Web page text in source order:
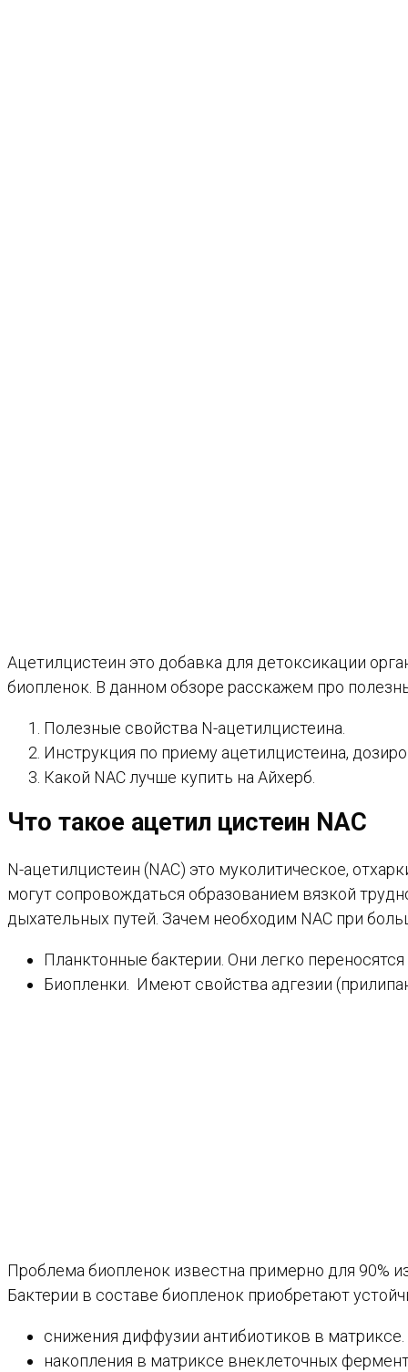
Ацетилцистеин это добавка для детоксикации
биопленок. В данном обзоре расскажем про
Полезные свойства N-ацетилцистеина.
Инструкция по приему ацетилцистеина,
Какой NAC лучше купить на Айхерб.
Что такое ацетил цистеин NAC
N-ацетилцистеин (NAC) это муколитическое,
могут сопровождаться образованием вязкой
дыхательных путей. Зачем необходим NAC при
Планктонные бактерии. Они легко
Биопленки. Имеют свойства адгезии
Проблема биопленок известна примерно для 90%
Бактерии в составе биопленок приобретают
снижения диффузии антибиотиков в матриксе.
накопления в матриксе внеклеточных